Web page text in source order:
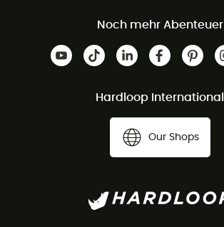
Noch mehr Abenteuer
Hardloop International
Our Shops